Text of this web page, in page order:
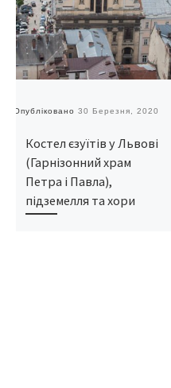
Опубліковано 30 Березня, 2020
Костел єзуїтів у Львові
(Гарнізонний храм
Петра і Павла),
підземелля та хори